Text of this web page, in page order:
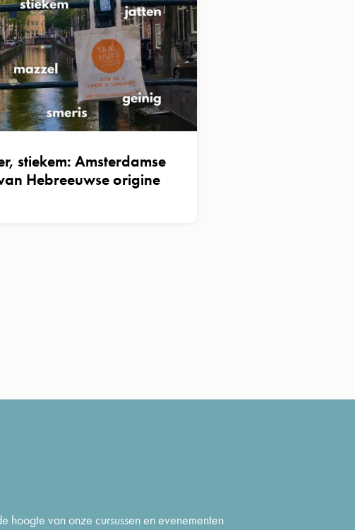
stiekem: Amsterdamse
Hebreeuwse origine
hoogte van onze cursussen en evenementen